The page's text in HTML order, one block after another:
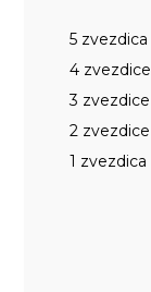
5 zvezdica
4 zvezdice
3 zvezdice
2 zvezdice
1 zvezdica